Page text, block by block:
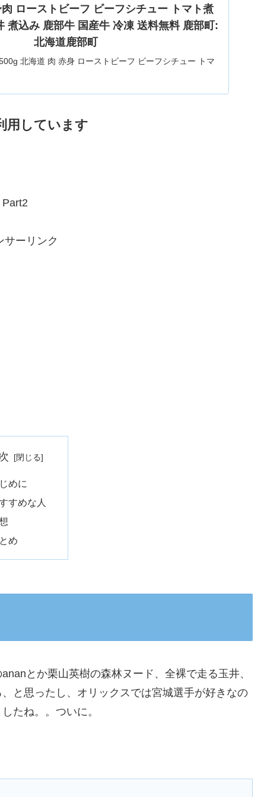
ローストビーフ ビーフシチュー トマト煮
煮込み 鹿部牛 国産牛 冷凍 送料無料 鹿部町:
北海道鹿部町
北海道 肉 赤身 ローストビーフ ビーフシチュー トマ
用しています
サーリンク
めに
すめな人
め
とか栗山英樹の森林ヌード、全裸で走る玉井、
と思ったし、オリックスでは宮城選手が好きなの
たね。。ついに。